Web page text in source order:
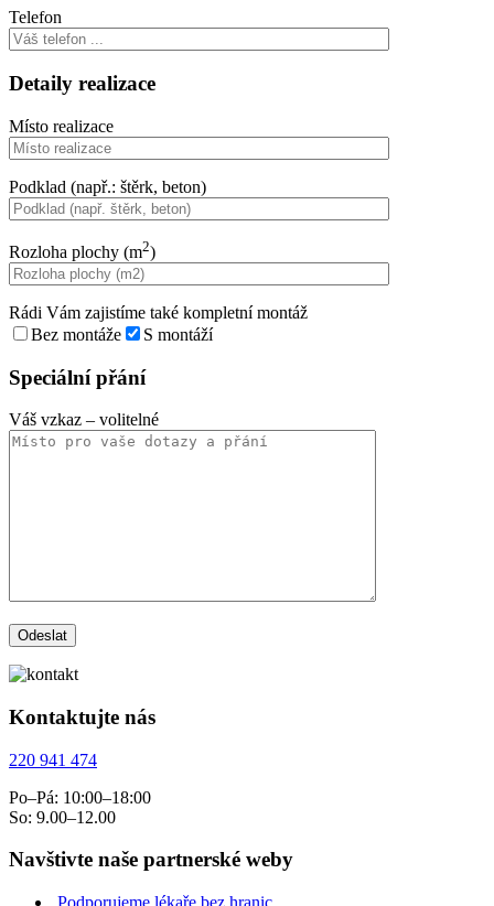
Telefon
Detaily realizace
Místo realizace
Podklad (např.: štěrk, beton)
Rozloha plochy (m2)
Rádi Vám zajistíme také kompletní montáž
Bez montáže
S montáží
Speciální přání
Váš vzkaz – volitelné
Kontaktujte nás
220 941 474
Po–Pá: 10:00–18:00
So: 9.00–12.00
Navštivte naše partnerské weby